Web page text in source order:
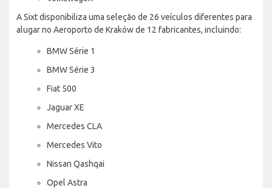
A Sixt disponibiliza uma seleção de 26 veículos diferentes para
alugar no Aeroporto de Kraków de 12 fabricantes, incluindo:
BMW Série 1
BMW Série 3
Fiat 500
Jaguar XE
Mercedes CLA
Mercedes Vito
Nissan Qashqai
Opel Astra